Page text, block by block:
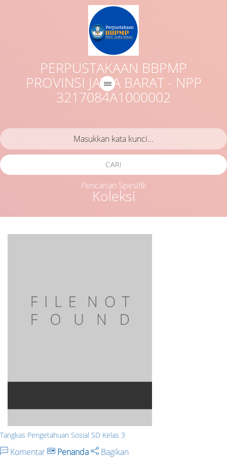
PERPUSTAKAAN BBPMP
PROVINSI JAWA BARAT - NPP
3217084A1000002
Koleksi
CARI
Pencarian Spesifik
Tangkas Pengetahuan Sosial SD Kelas 3
Komentar Penanda Bagikan